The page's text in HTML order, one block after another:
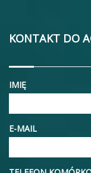
KONTAKT DO
IMIĘ
E-MAIL